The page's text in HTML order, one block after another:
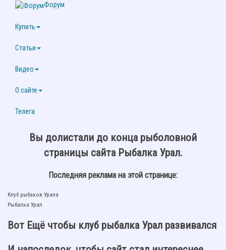
Форум
Купить
Статьи
Видео
О сайте
Телега
Вы долистали до конца рыболовной
страницы сайта Рыбалка Урал.
Последняя реклама на этой странице:
Клуб рыбаков Урала
Рыбалка Урал
Вот Ещё чтобы клуб рыбалка Урал развивался